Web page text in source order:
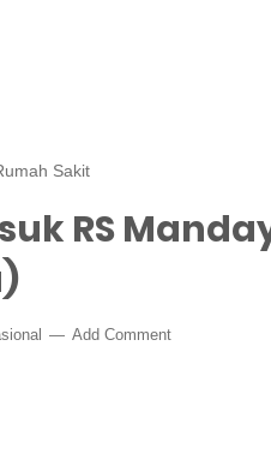
Sakit
RS
Add Comment